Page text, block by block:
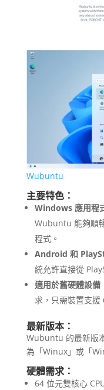
Wubuntu
主要特色：
Windows 應用程
Wubuntu 能夠順
程式。
Android 和
統允許直接從
適用於舊硬體設備
求，只需裝置支援
最新版本：
Wubuntu 的最新版
為「Winux」或「
硬體需求：
64 位元雙核心